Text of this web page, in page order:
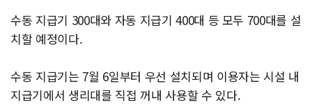
수동 지급기 300대와 자동 지급기 400대 등 모두 700대를 설
치할 예정이다.
수동 지급기는 7월 6일부터 우선 설치되며 이용자는 시설 내
지급기에서 생리대를 직접 꺼내 사용할 수 있다.